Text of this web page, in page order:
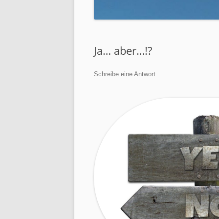
FRAUEN GOTTES
ROCKING CHURCH
MOTORCYCLE MINISTRIES
Ja… aber…!?
Schreibe eine Antwort